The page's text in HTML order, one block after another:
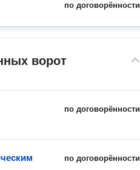
по договорённости
ворот
по договорённости
по договорённости